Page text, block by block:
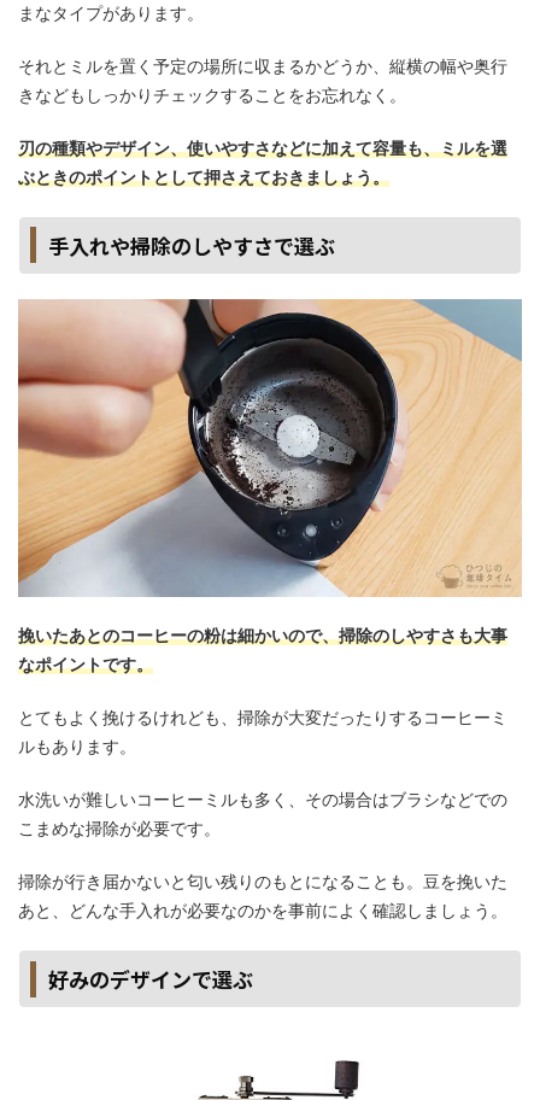
まなタイプがあります。
それとミルを置く予定の場所に収まるかどうか、縦横の幅や奥行
きなどもしっかりチェックすることをお忘れなく。
刃の種類やデザイン、使いやすさなどに加えて容量も、ミルを選
ぶときのポイントとして押さえておきましょう。
手入れや掃除のしやすさで選ぶ
挽いたあとのコーヒーの粉は細かいので、掃除のしやすさも大事
なポイントです。
とてもよく挽けるけれども、掃除が大変だったりするコーヒーミ
ルもあります。
水洗いが難しいコーヒーミルも多く、その場合はブラシなどでの
こまめな掃除が必要です。
掃除が行き届かないと匂い残りのもとになることも。豆を挽いた
あと、どんな手入れが必要なのかを事前によく確認しましょう。
好みのデザインで選ぶ